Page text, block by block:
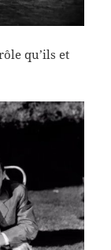
qu’ils et